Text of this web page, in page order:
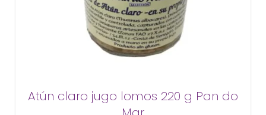
Atún claro jugo lomos 220 g Pan do